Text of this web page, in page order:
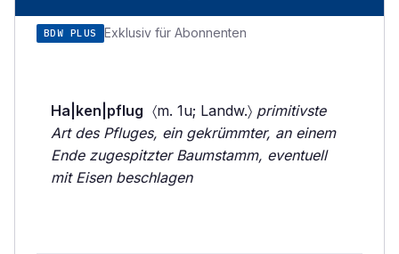
BDW PLUS Exklusiv für Abonnenten
Ha|ken|pflug 〈m. 1u; Landw.〉 primitivste
Art des Pfluges, ein gekrümmter, an einem
Ende zugespitzter Baumstamm, eventuell
mit Eisen beschlagen